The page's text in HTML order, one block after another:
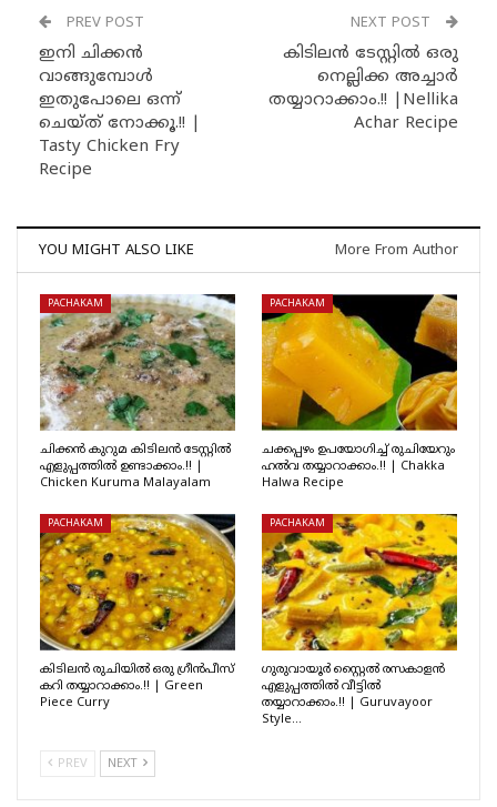
PREV POST
ഇനി ചിക്കൻ
വാങ്ങുമ്പോൾ
ഇതുപോലെ ഒന്ന്
ചെയ്ത് നോക്കൂ.!! |
Tasty Chicken Fry
Recipe
NEXT POST
കിടിലൻ ടേസ്റ്റിൽ ഒരു
നെല്ലിക്ക അച്ചാർ
തയ്യാറാക്കാം.!! |Nellika
Achar Recipe
YOU MIGHT ALSO LIKE More From Author
PACHAKAM
ചിക്കൻ കുറുമ കിടിലൻ ടേസ്റ്റിൽ
എളുപ്പത്തിൽ ഉണ്ടാക്കാം.!! |
Chicken Kuruma Malayalam
PACHAKAM
ചക്കപ്പഴം ഉപയോഗിച്ച് രുചിയേറും
ഹൽവ തയ്യാറാക്കാം.!! | Chakka
Halwa Recipe
PACHAKAM
കിടിലൻ രുചിയിൽ ഒരു ഗ്രീൻപീസ്
കറി തയ്യാറാക്കാം.!! | Green
Piece Curry
PACHAKAM
ഗുരുവായൂർ സ്റ്റൈൽ രസകാളൻ
എളുപ്പത്തിൽ വീട്ടിൽ
തയ്യാറാക്കാം.!! | Guruvayoor
Style…
PREV NEXT